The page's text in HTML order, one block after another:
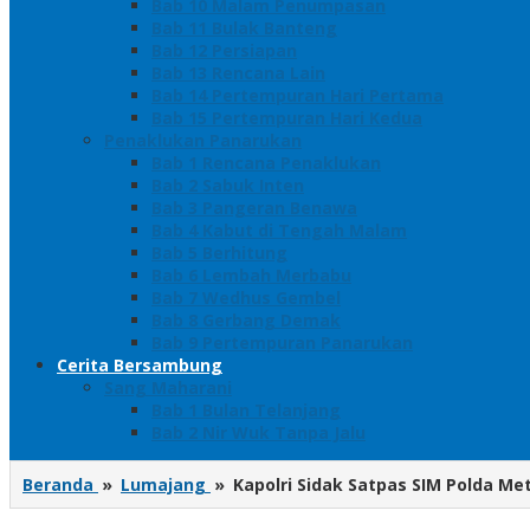
Bab 10 Malam Penumpasan
Bab 11 Bulak Banteng
Bab 12 Persiapan
Bab 13 Rencana Lain
Bab 14 Pertempuran Hari Pertama
Bab 15 Pertempuran Hari Kedua
Penaklukan Panarukan
Bab 1 Rencana Penaklukan
Bab 2 Sabuk Inten
Bab 3 Pangeran Benawa
Bab 4 Kabut di Tengah Malam
Bab 5 Berhitung
Bab 6 Lembah Merbabu
Bab 7 Wedhus Gembel
Bab 8 Gerbang Demak
Bab 9 Pertempuran Panarukan
Cerita Bersambung
Sang Maharani
Bab 1 Bulan Telanjang
Bab 2 Nir Wuk Tanpa Jalu
Beranda » Lumajang » Kapolri Sidak Satpas SIM Polda